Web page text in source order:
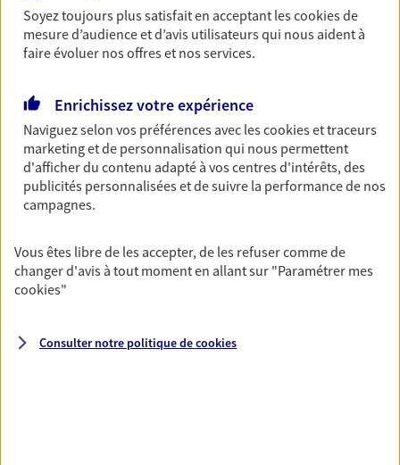
Découvrir l'offre Garantie Accidents de la Vie
OBTENIR UN TARIF EN LIGNE
Multirisque Entreprise
Gagnez en simplicité et en sérénité avec votre
assurance multirisque entreprise. Un contrat
unique pour protéger vos locaux, matériels pro,
équipements et stocks… sans oublier votre
responsabilité civile.
Découvrir l'offre Multirisque Entreprise
Soyez toujours plus satisfait en acceptant lescookiesde
mesure d’audience et d’avis utilisateurs qui nous aident à
faire évoluer nos offres et nos services.
Enrichissez votre expérience
Naviguez selon vos préférences avec lescookies et traceurs
marketing et de personnalisation qui nous permettent
d'afficher du contenu adapté à vos centres d'intérêts, des
publicités personnalisées et de suivre la performance de nos
campagnes.
Vous êtes libre de les accepter, de les refuser comme de
changer d'avis à tout moment en allant sur "Paramétrer mes
cookies"
Consulter notre politique decookies